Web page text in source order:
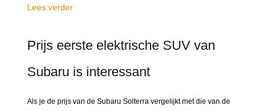
Lees verder
Prijs eerste elektrische SUV van
Subaru is interessant
Als je de prijs van de Subaru Solterra vergelijkt met die van de